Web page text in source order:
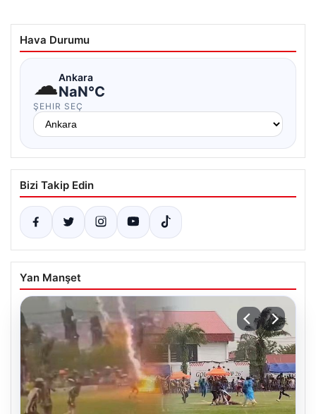
Hava Durumu
☁Ankara
NaN°C
ŞEHIR SEÇ
Bizi Takip Edin
Yan Manşet